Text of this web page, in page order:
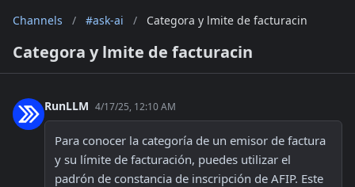
Channels / #ask-ai / Categora y lmite de facturacin
Categora y lmite de facturacin
RunLLM 4/17/25, 12:10 AM
Para conocer la categoría de un emisor de factura
y su límite de facturación, puedes utilizar el
padrón de constancia de inscripción de AFIP. Este